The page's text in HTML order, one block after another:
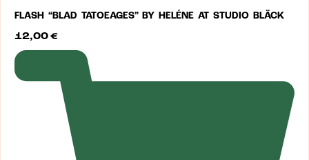
FLASH “BLAD TATOEAGES” BY HELÉNE AT STUDIO BLÄCK
12,00 €